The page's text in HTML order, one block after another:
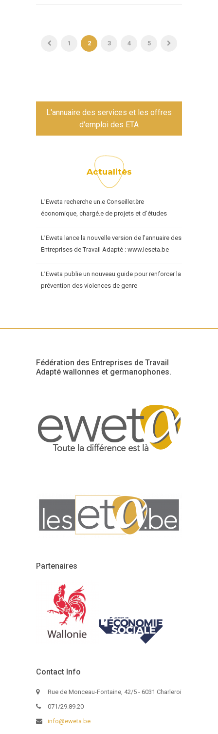
1 2 3 4 5
L'annuaire des services et les offres
d'emploi des ETA
Actualités
L’Eweta recherche un.e Conseiller.ère
économique, chargé.e de projets et d’études
L’Eweta lance la nouvelle version de l’annuaire des
Entreprises de Travail Adapté : www.leseta.be
L’Eweta publie un nouveau guide pour renforcer la
prévention des violences de genre
Fédération des Entreprises de Travail
Adapté wallonnes et germanophones.
Partenaires
Contact Info
Rue de Monceau-Fontaine, 42/5 - 6031 Charleroi
071/29.89.20
info@eweta.be